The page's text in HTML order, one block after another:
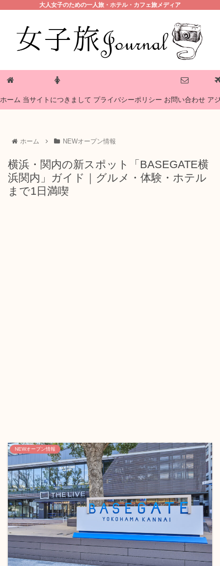
大人女子のための一人旅・ホテル・カフェ旅メディア
ホーム 当サイトにつきまして プライバシーポリシー お問い合わせ ア
ホーム NEWオープン情報
横浜・関内の新スポット「BASEGATE横
浜関内」ガイド｜グルメ・体験・ホテル
まで1日満喫
NEWオープン情報